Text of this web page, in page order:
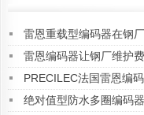
雷恩重载型编码器在钢
统中的成功应用案例
雷恩编码器让钢厂维护
真的吗？实测数据告诉
PRECILEC法国雷恩编
能力如何？
绝对值型防水多圈编码